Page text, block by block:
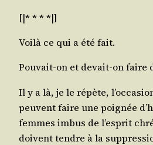
[|* * * *|]
Voi­là ce qui a été fait.
Pou­vait-on et devait-on faire
Il y a là, je le répète,
peuvent faire une poi­gnée
femmes imbus de l’es­prit
doivent tendre à la